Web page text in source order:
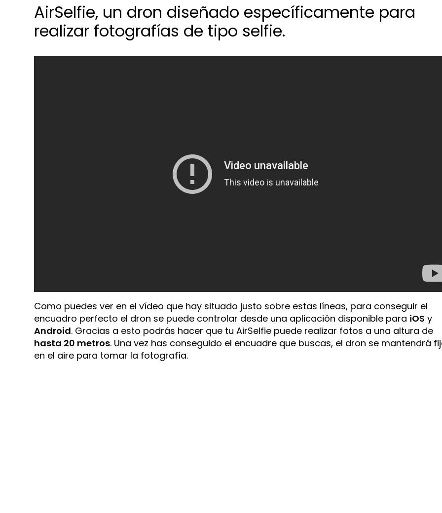
AirSelfie, un dron diseñado específicamente para
realizar fotografías de tipo selfie.
Como puedes ver en el vídeo que hay situado justo sobre estas líneas, para conseguir el
encuadro perfecto el dron se puede controlar desde una aplicación disponible para iOS y
Android. Gracias a esto podrás hacer que tu AirSelfie puede realizar fotos a una altura de
hasta 20 metros. Una vez has conseguido el encuadre que buscas, el dron se mantendrá
en el aire para tomar la fotografía.